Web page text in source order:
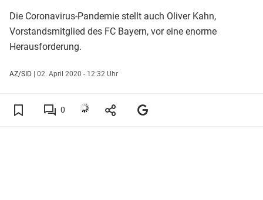
Die Coronavirus-Pandemie stellt auch Oliver Kahn,
Vorstandsmitglied des FC Bayern, vor eine enorme
Herausforderung.
AZ/SID | 02. April 2020 - 12:32 Uhr
0